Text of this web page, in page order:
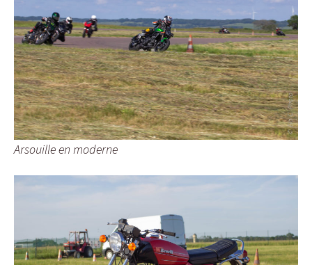
Arsouille en moderne